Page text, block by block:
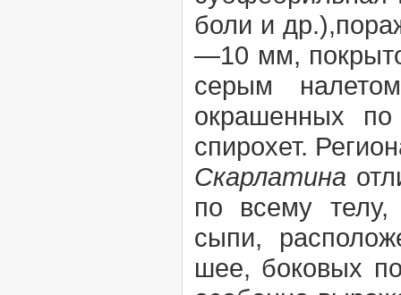
боли и
—10 мм,
серым
окрашенных по
спирохет.
Скарлатина
по всему телу,
сыпи,
шее, боковых